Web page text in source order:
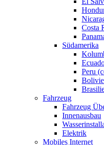
Costa
Südamerika
Peru
Fahrzeug
Fahrzeug
Innenausbau
Elektrik
Mobiles Internet